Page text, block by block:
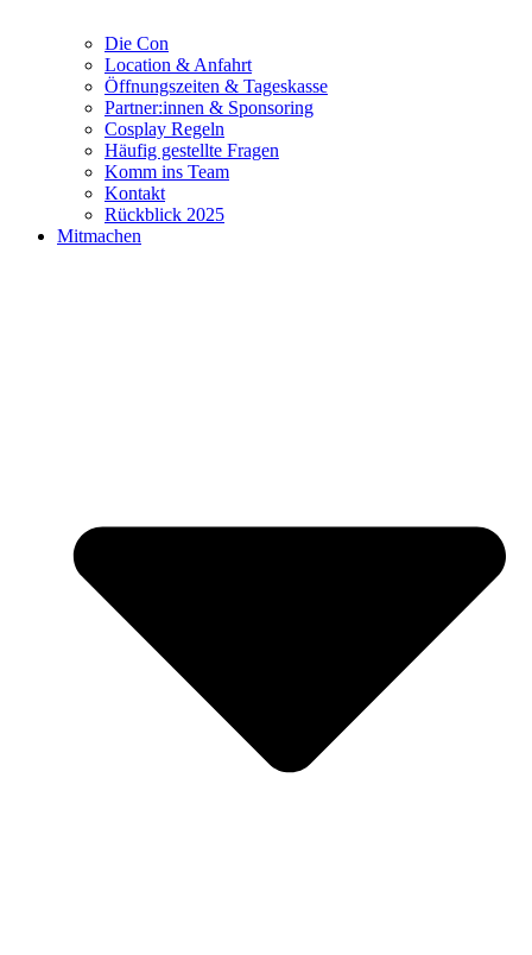
Die Con
Location & Anfahrt
Öffnungszeiten & Tageskasse
Partner:innen & Sponsoring
Cosplay Regeln
Häufig gestellte Fragen
Komm ins Team
Kontakt
Rückblick 2025
Mitmachen